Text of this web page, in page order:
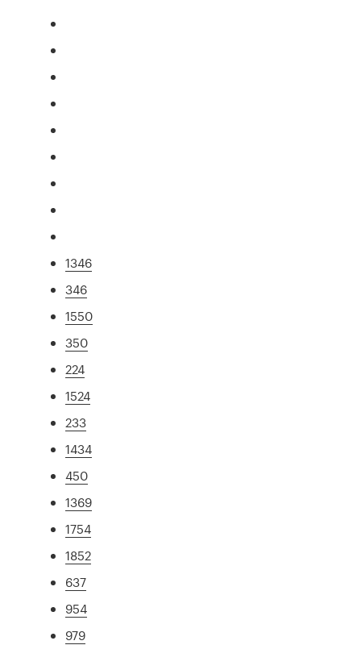
1346
346
1550
350
224
1524
233
1434
450
1369
1754
1852
637
954
979